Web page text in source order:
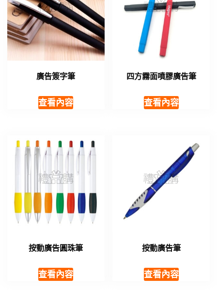
廣告簽字筆
查看內容
四方霧面噴膠廣告筆
查看內容
按動廣告圓珠筆
查看內容
按動廣告筆
查看內容